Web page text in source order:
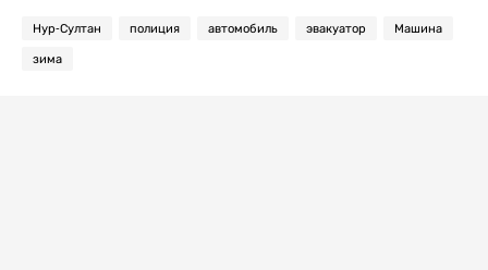
Нур-Султан полиция автомобиль эвакуатор Машина
зима